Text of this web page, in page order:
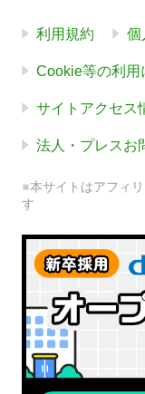
利用規約 個
Cookie等の利用
サイトアクセス
法人・プレスお
※本サイトはアフィ
す